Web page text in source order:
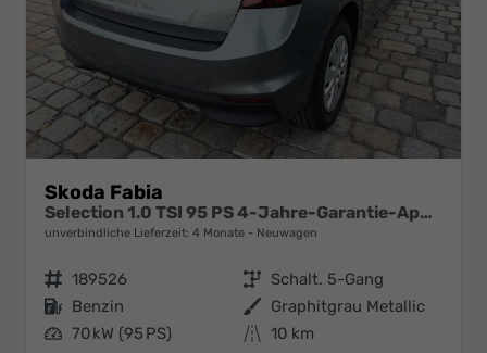
Skoda Fabia
Selection 1.0 TSI 95 PS 4-Jahre-Garantie-AppleCarPlay-AndroidAuto-LED-PDC-Sitzheizung-DAB-Klima
unverbindliche Lieferzeit: 4 Monate Neuwagen
Fahrzeugnr. 189526 Getriebe Schalt. 5-Gang
Kraftstoff Benzin Außenfarbe Graphitgrau Metallic
Leistung 70 kW (95 PS) Kilometerstand 10 km